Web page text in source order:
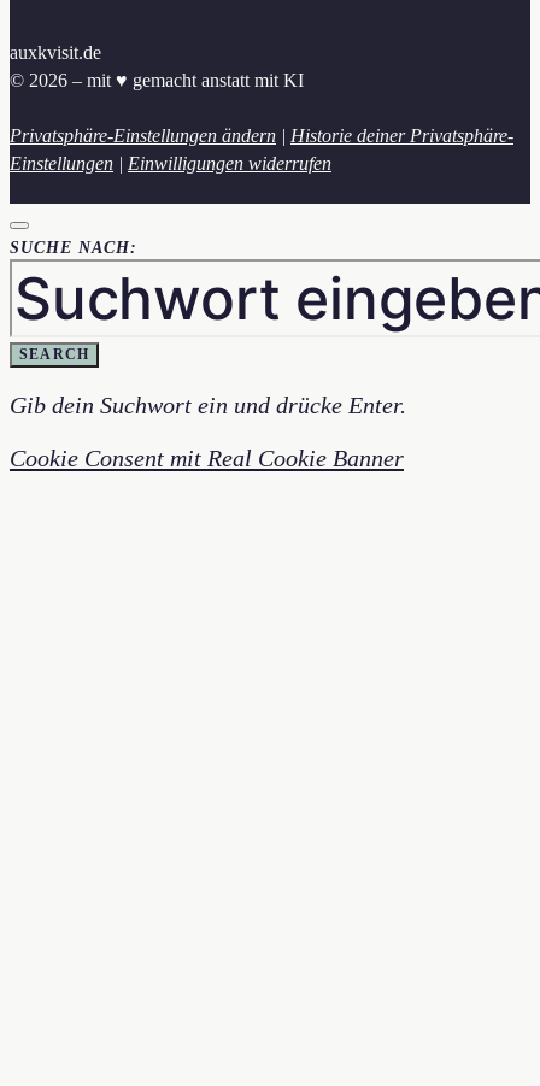
auxkvisit.de
© 2026 – mit ♥︎ gemacht anstatt mit KI
Privatsphäre-Einstellungen ändern | Historie deiner Privatsphäre-
Einstellungen | Einwilligungen widerrufen
SUCHE NACH:
SEARCH
Gib dein Suchwort ein und drücke Enter.
Cookie Consent mit Real Cookie Banner